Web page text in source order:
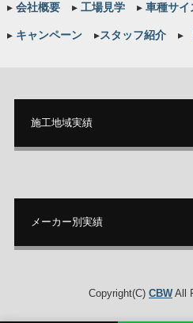
▸会社概要 ▸工場見学 ▸車種サイ
▸キャンペーン ▸スタッフ紹介 ▸
施工地域実績
メーカー別実績
Copyright(C) CBWAll